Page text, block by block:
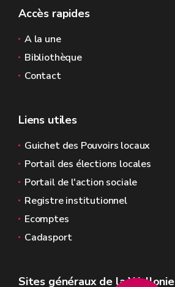
Accès rapides
A la une
Bibliothèque
Contact
Liens utiles
Guichet des Pouvoirs locaux
Portail des élections locales
Portail de l'action sociale
Registre institutionnel
Ecomptes
Cadasport
Sites généraux de la Wallonie